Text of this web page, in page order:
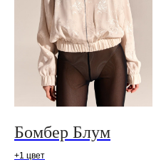
Бомбер Блум
+1 цвет